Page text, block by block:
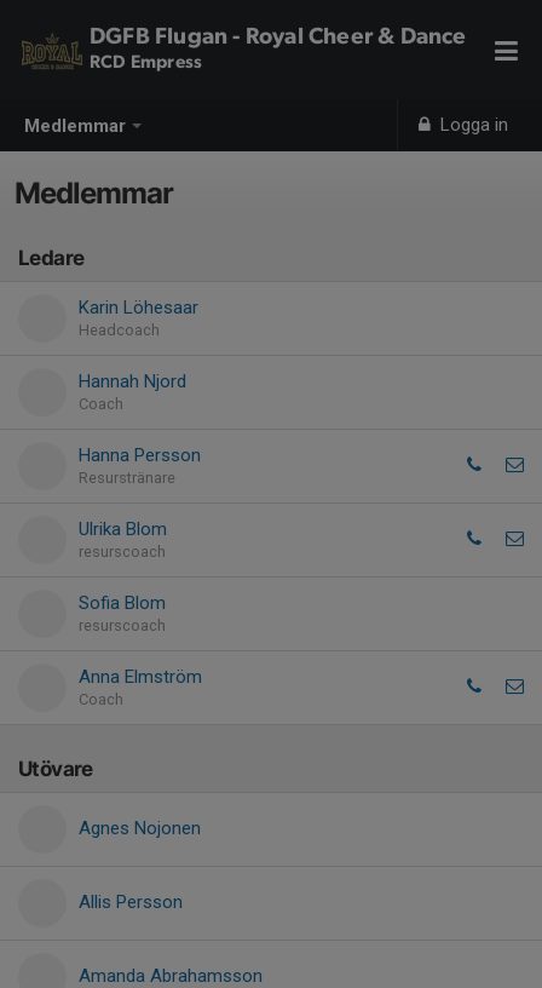
Medlemmar Logga in
DGFB Flugan - Royal Cheer & Dance
RCD Empress
Medlemmar
Ledare
Karin Löhesaar
Headcoach
Hannah Njord
Coach
Hanna Persson
Resurstränare
Ulrika Blom
resurscoach
Sofia Blom
resurscoach
Anna Elmström
Coach
Utövare
Agnes Nojonen
Allis Persson
Amanda Abrahamsson